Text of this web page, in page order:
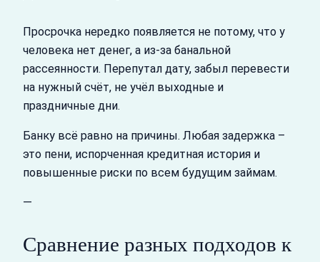
Просрочка нередко появляется не потому, что у
человека нет денег, а из‑за банальной
рассеянности. Перепутал дату, забыл перевести
на нужный счёт, не учёл выходные и
праздничные дни.
Банку всё равно на причины. Любая задержка –
это пени, испорченная кредитная история и
повышенные риски по всем будущим займам.
—
Сравнение разных подходов к